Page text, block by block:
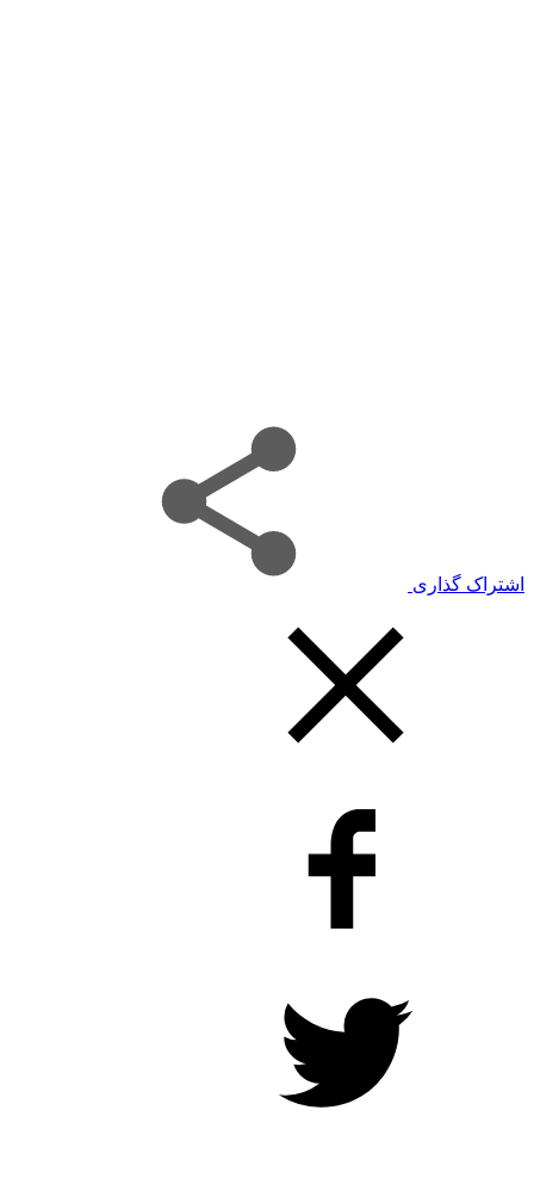
اشتراک گذاری